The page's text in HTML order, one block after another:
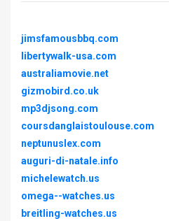
jimsfamousbbq.com
libertywalk-usa.com
australiamovie.net
gizmobird.co.uk
mp3djsong.com
coursdanglaistoulouse.com
neptunuslex.com
auguri-di-natale.info
michelewatch.us
omega--watches.us
breitling-watches.us